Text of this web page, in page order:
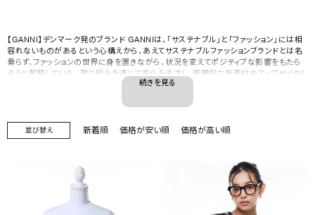
CATEGORY
BRAND
OUTLET
COMING SOON
【GANNI】デンマーク発のブランド GANNIは、「サステナブル」と「ファッション」には相
容れないものがあるという心構えから、あえてサステナブルファッションブランドとは名
乗らず、ファッションの世界に身を置きながら、状況を変えてポジティブな影響をもたら
そうと奮闘している。 取り組みを通じて変化を追求し、画期的な新素材やアップサイクル
の生地を積極的に取り入れつつ、デザイン性が高く一生着られる服づくりに挑戦。
並び替え 新着順 価格が安い順 価格が高い順